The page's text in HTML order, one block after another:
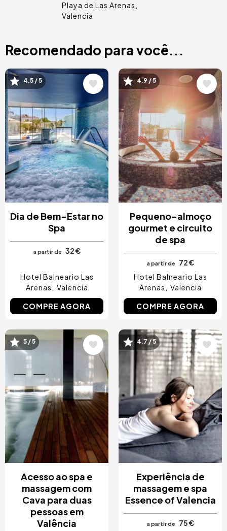
Playa de Las Arenas
Valencia
Recomendado para você...
Imagem
4.5 / 5
Dia de Bem-Estar no
Spa
a partir de 32 €
Hotel Balneario Las
Arenas
Valencia
COMPRE AGORA
Imagem
4.9 / 5
Pequeno-almoço
gourmet e circuito
de spa
a partir de
72 €
Hotel Balneario Las
Arenas
Valencia
COMPRE AGORA
Imagem
5 / 5
Acesso ao spa e
massagem com
Cava para duas
pessoas em
Valência
Imagem
4.7 / 5
Experiência de
massagem e spa
Essence of Valencia
a partir de 75 €